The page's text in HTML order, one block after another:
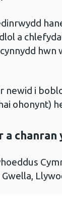
a
newid i
ohonynt)
a